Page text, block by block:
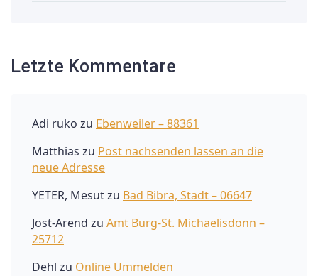
Letzte Kommentare
Adi ruko zu Ebenweiler – 88361
Matthias zu Post nachsenden lassen an die
neue Adresse
YETER, Mesutzu Bad Bibra, Stadt – 06647
Jost-Arend zu Amt Burg-St. Michaelisdonn –
25712
Dehl zu Online Ummelden